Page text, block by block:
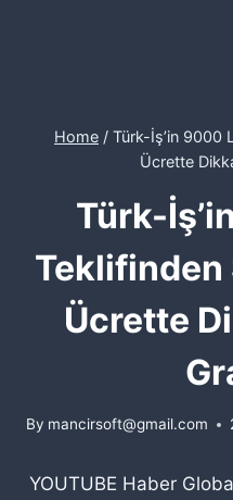
Home / Türk-İş’in 9000
Ücrette
Türk-
Teklifinden
Ücrette
By mancirsoft@gmail.com
YOUTUBE Haber